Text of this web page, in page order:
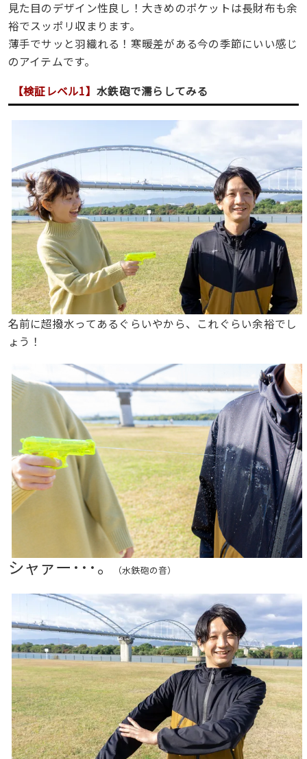
見た目のデザイン性良し！大きめのポケットは長財布も余
裕でスッポリ収まります。
薄手でサッと羽織れる！寒暖差がある今の季節にいい感じ
のアイテムです。
【検証レベル1】水鉄砲で濡らしてみる
名前に超撥水ってあるぐらいやから、これぐらい余裕でし
ょう！
シャァー･･･。 （水鉄砲の音）